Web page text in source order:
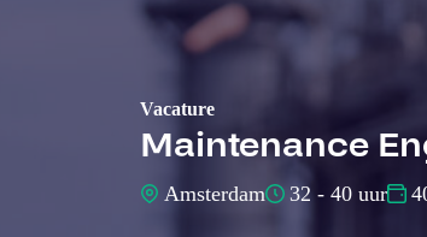
Vacature
Maintenance
Amsterdam 32 - 40 uur